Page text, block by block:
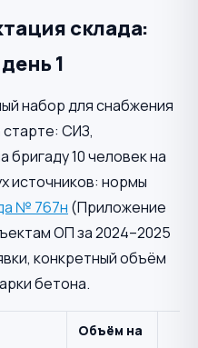
склада:
1
набор для снабжения
СИЗ,
бригаду 10 человек на
источников: нормы
№ 767н (Приложение
ОП за 2024–2025
конкретный объём
бетона.
Объём на